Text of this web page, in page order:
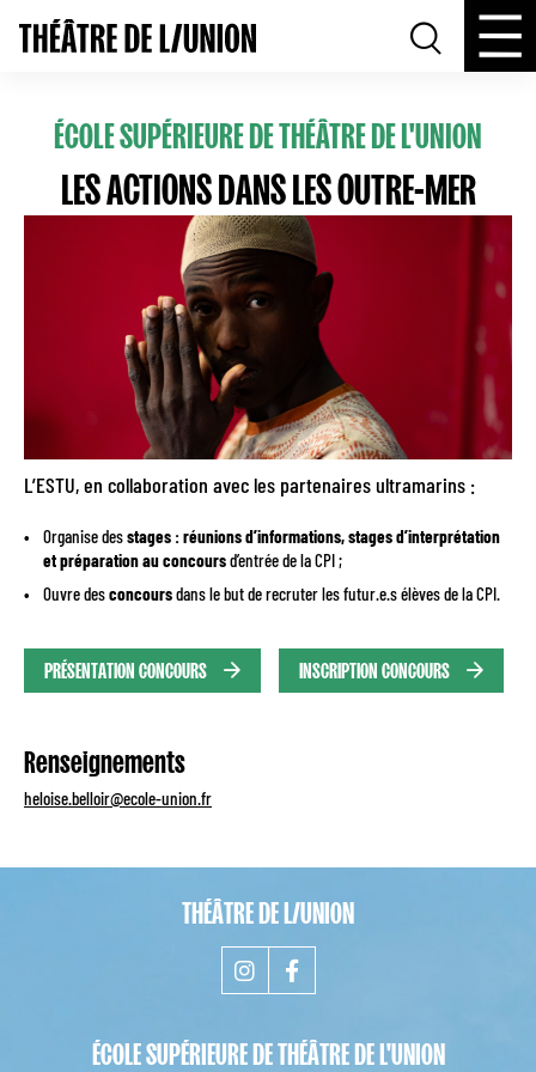
ÉCOLE SUPÉRIEURE DE THÉÂTRE DE L'UNION
LES ACTIONS DANS LES OUTRE-MER
L’ESTU, en collaboration avec les partenaires ultramarins :
Organise desstages : réunions d’informations, stages d’interprétation
et préparation au concoursd’entrée de la CPI ;
Ouvre desconcoursdans le but de recruter les futur.e.s élèves de la CPI.
PRÉSENTATION CONCOURS INSCRIPTION CONCOURS
Renseignements
heloise.belloir@ecole-union.fr
THÉÂTRE DE L/UNION
ÉCOLE SUPÉRIEURE DE THÉÂTRE DE L'UNION